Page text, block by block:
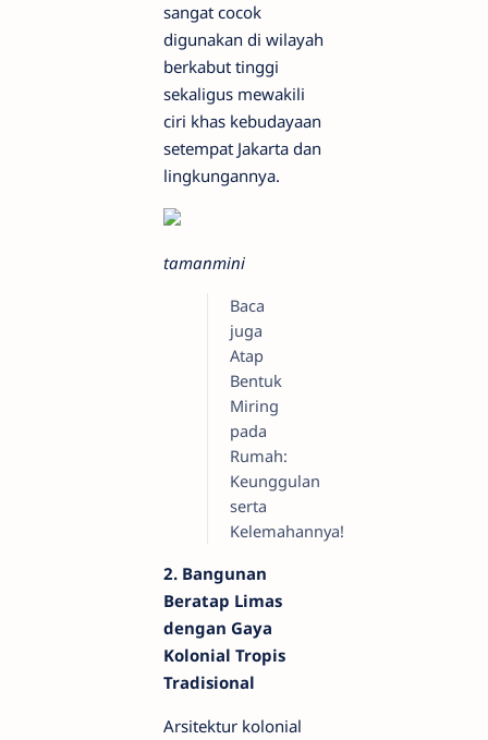
sangat cocok
digunakan di wilayah
berkabut tinggi
sekaligus mewakili
ciri khas kebudayaan
setempat Jakarta dan
lingkungannya.
tamanmini
Baca
juga
Atap
Bentuk
Miring
pada
Rumah:
Keunggulan
serta
Kelemahannya!
2. Bangunan
Beratap Limas
dengan Gaya
Kolonial Tropis
Tradisional
Arsitektur kolonial